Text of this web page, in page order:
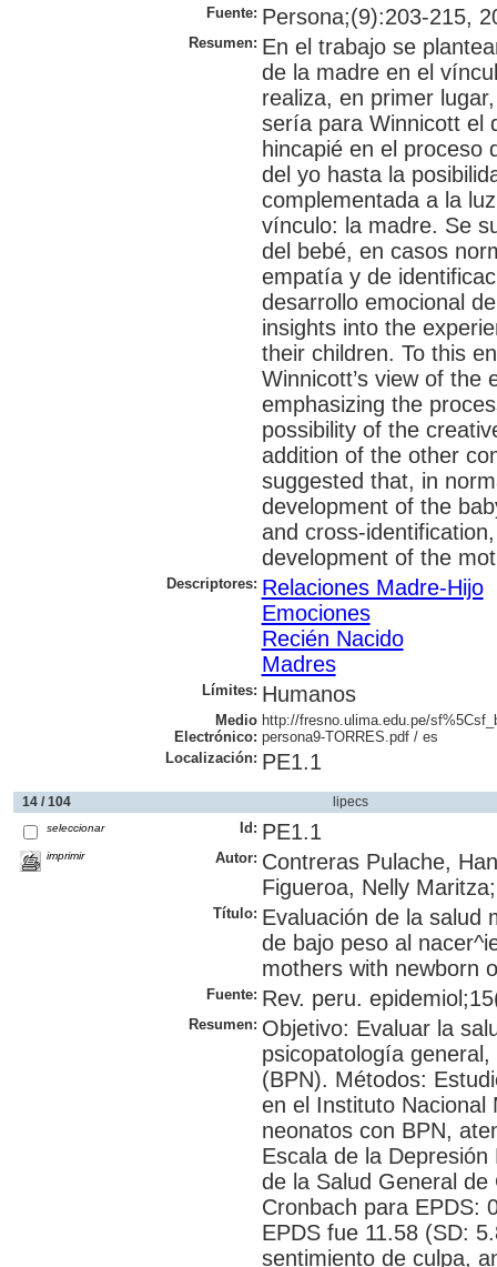
Fuente: Persona;(9):203-215,
Resumen: En el trabajo se
de la madre en el
realiza, en primer
sería para Winnicott el
hincapié en el proceso
del yo hasta la
complementada a la
vínculo: la madre. Se
del bebé, en casos
empatía y de
desarrollo emocional
insights into the
their children. To this
Winnicott’s view of the
emphasizing the
possibility of the
addition of the other
suggested that, in
development of the
and cross-
development of the
Descriptores: Relaciones Madre-Hijo
Emociones
Recién Nacido
Madres
Límites: Humanos
Medio
Electrónico:
http://fresno.ulima.edu.pe/
persona9-TORRES.pdf / es
Localización: PE1.1
14 / 104 lipecs
seleccionar
imprimir
Id: PE1.1
Autor: Contreras Pulache,
Figueroa, Nelly
Título: Evaluación de la salud
de bajo peso al
mothers with newborn
Fuente: Rev. peru.
Resumen: Objetivo: Evaluar la
psicopatología
(BPN). Métodos:
en el Instituto Nacional
neonatos con BPN,
Escala de la
de la Salud General
Cronbach para EPDS:
EPDS fue 11.58 (SD:
sentimiento de culpa,